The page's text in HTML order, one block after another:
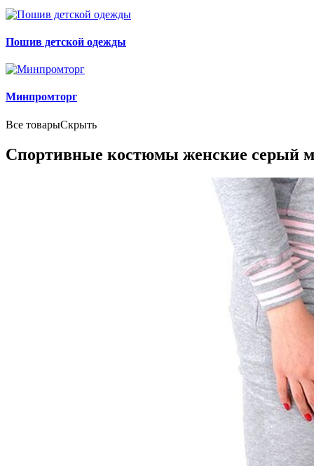
Пошив детской одежды
Минпромторг
Все товарыСкрыть
Спортивные костюмы женские серый